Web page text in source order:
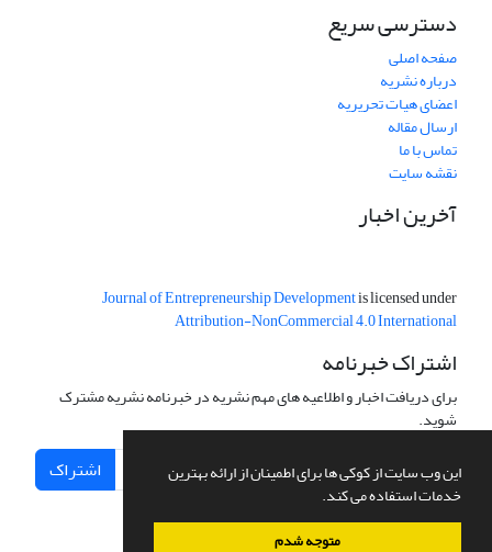
این وب سایت از کوکی ها برای اطمینان از ارائه بهترین
خدمات استفاده می کند.
متوجه شدم
دسترسی سریع
صفحه اصلی
درباره نشریه
اعضای هیات تحریریه
ارسال مقاله
تماس با ما
نقشه سایت
آخرین اخبار
Journal of Entrepreneurship Developmentis licensed under
Attribution-NonCommercial 4.0 International
اشتراک خبرنامه
برای دریافت اخبار و اطلاعیه های مهم نشریه در خبرنامه نشریه مشترک
شوید.
اشتراک